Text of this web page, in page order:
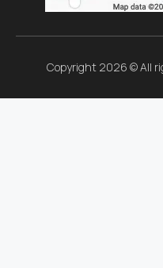
Copyright 2026 © All